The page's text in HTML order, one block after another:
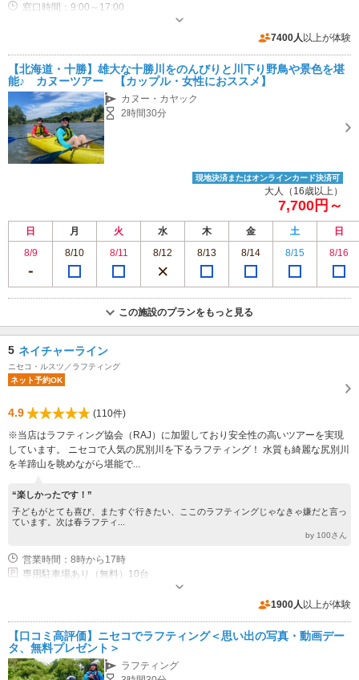
窓口時間：9:00～17:00
7400人 以上が体験
【北海道・十勝】雄大な十勝川をのんびりと川下り野鳥や景色を堪
能♪ カヌーツアー 【カップル・女性におススメ】
カヌー・カヤック
2時間30分
現地決済またはオンラインカード決済可
大人（16歳以上）
7,700円～
日 月 火 水 木 金 土
日
8/9
8/10 8/11 8/12 8/13 8/14 8/15 8/16
この施設のプランをもっと見る
5 ネイチャーライン
ニセコ・ルスツ／ラフティング
ネット予約OK
4.9
(110件)
※当店はラフティング協会（RAJ）に加盟しており安全性の高いツアーを実現
しています。 ニセコで人気の尻別川を下るラフティング！ 水質も綺麗な尻別川
を羊蹄山を眺めながら堪能で...
“楽しかったです！”
子どもがとても喜び、またすぐ行きたい、ここのラフティングじゃなきゃ嫌だと言っ
ています。次は春ラフティ...
by 100さん
営業時間：8時から17時
専用駐車場あり（無料）10台
1900人 以上が体験
【口コミ高評価】ニセコでラフティング＜思い出の写真・動画デー
タ、無料プレゼント＞
ラフティング